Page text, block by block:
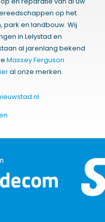
op het
park en landbouw. Wij
in Lelystad en
al jarenlang bekend
Massey Ferguson
al onze merken.